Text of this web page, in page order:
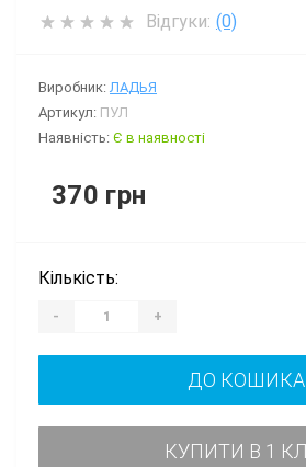
Відгуки: (0)
Виробник: ЛАДЬЯ
Артикул: ПУЛ
Наявність: Є в наявності
370 грн
Кількість:
- +
ДО КОШИКА
КУПИТИ В 1